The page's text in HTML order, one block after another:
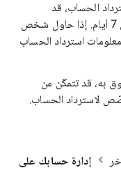
الحساب، قد
يستغرق تطبيق هذه التغييرات مدة تصل إلى 7 أيام. إذا حاول شخص
استرداد الحساب
به، قد تتمكّن من
لاسترداد الحساب.
إدارة حسابك على